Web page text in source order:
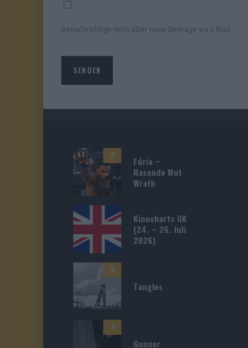
Benachrichtige mich über neue Beiträge via E-Mail.
5
Fúria –
Rasende Wut
Wrath
Kinocharts UK
(24. – 26. Juli
2026)
8
Tangles
4
Gunner